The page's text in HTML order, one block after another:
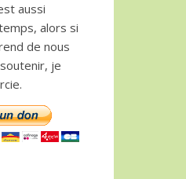
aussi
alors si
de nous
je